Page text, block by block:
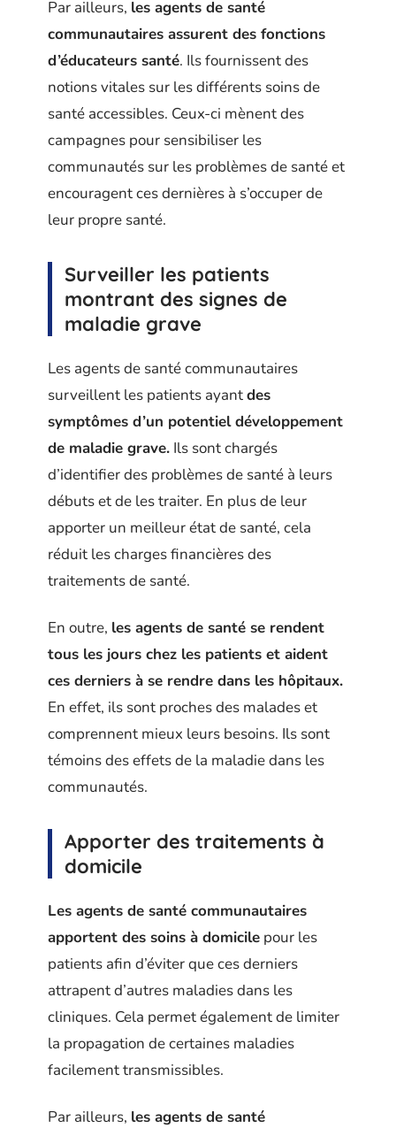
Par ailleurs, les agents de santé
communautaires assurent des fonctions
d’éducateurs santé. Ils fournissent des
notions vitales sur les différents soins de
santé accessibles. Ceux-ci mènent des
campagnes pour sensibiliser les
communautés sur les problèmes de santé et
encouragent ces dernières à s’occuper de
leur propre santé.
Surveiller les patients
montrant des signes de
maladie grave
Les agents de santé communautaires
surveillent les patients ayantdes
symptômes d’un potentiel développement
de maladie grave. Ils sont chargés
d’identifier des problèmes de santé à leurs
débuts et de les traiter. En plus de leur
apporter un meilleur état de santé, cela
réduit les charges financières des
traitements de santé.
En outre, les agents de santé se rendent
tous les jours chez les patients et aident
ces derniers à se rendre dans les hôpitaux.
En effet, ils sont proches des malades et
comprennent mieux leurs besoins. Ils sont
témoins des effets de la maladie dans les
communautés.
Apporter des traitements à
domicile
Les agents de santé communautaires
apportent des soins à domicile pour les
patients afin d’éviter que ces derniers
attrapent d’autres maladies dans les
cliniques. Cela permet également de limiter
la propagation de certaines maladies
facilement transmissibles.
Par ailleurs, les agents de santé